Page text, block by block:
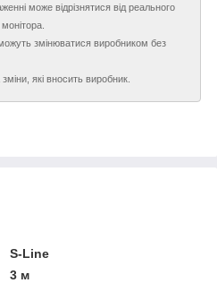
може відрізнятися від реального
змінюватися виробником без
які вносить виробник.
S-Line
3 м